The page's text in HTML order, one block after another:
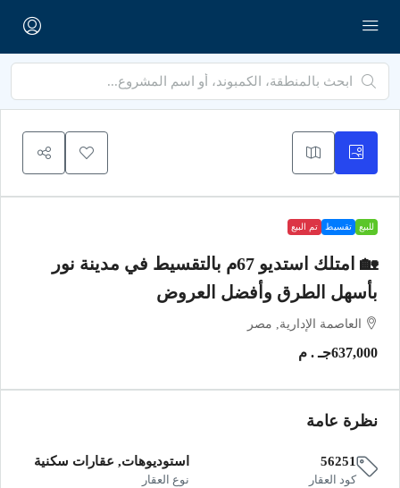
للبيع تقسيط تم البيع
🏡 امتلك استديو 67م بالتقسيط في مدينة نور
بأسهل الطرق وأفضل العروض
العاصمة الإدارية, مصر
637,000جـ . م
نظرة عامة
56251
كود العقار
استوديوهات, عقارات سكنية
نوع العقار